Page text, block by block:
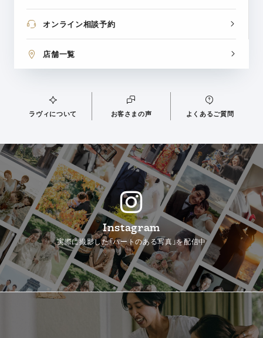
オンライン相談予約
店舗一覧
ラヴィについて お客さまの声 よくあるご質問
Instagram
実際に撮影した「ハートのある写真」を配信中